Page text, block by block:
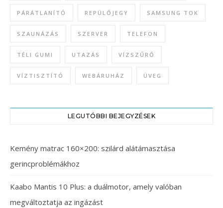
PÁRÁTLANÍTÓ REPÜLŐJEGY SAMSUNG TOK
SZAUNÁZÁS SZERVER TELEFON
TÉLI GUMI UTAZÁS VÍZSZŰRŐ
VÍZTISZTÍTÓ WEBÁRUHÁZ ÜVEG
LEGUTÓBBI BEJEGYZÉSEK
Kemény matrac 160×200: szilárd alátámasztása
gerincproblémákhoz
Kaabo Mantis 10 Plus: a duálmotor, amely valóban
megváltoztatja az ingázást